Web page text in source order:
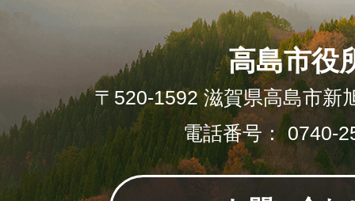
高島市役
〒520-1592 滋賀県高島市新
電話番号： 0740-